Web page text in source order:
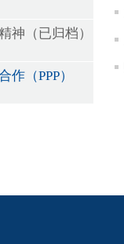
神（已归档）
作（PPP）